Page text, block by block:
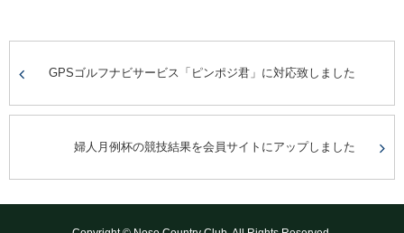
GPSゴルフナビサービス「ピンポジ君」に対応致しました
婦人月例杯の競技結果を会員サイトにアップしました